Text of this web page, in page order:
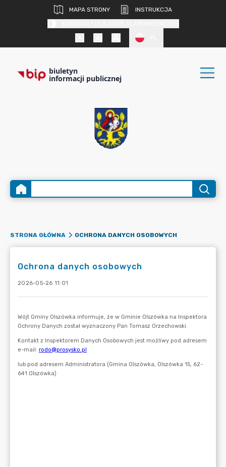
MAPA STRONY
INSTRUKCJA
biuletyn
informacji publicznej
STRONA GŁÓWNA OCHRONA DANYCH OSOBOWYCH
Ochrona danych osobowych
2026-05-26 11:01